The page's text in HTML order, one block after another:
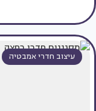
עיצוב חדרי אמבטיה